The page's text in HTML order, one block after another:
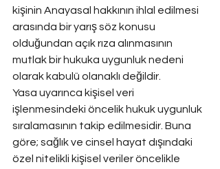
kişinin Anayasal hakkının ihlal edilmesi
arasında bir yarış söz konusu
olduğundan açık rıza alınmasının
mutlak bir hukuka uygunluk nedeni
olarak kabulü olanaklı değildir.
Yasa uyarınca kişisel veri
işlenmesindeki öncelik hukuk uygunluk
sıralamasının takip edilmesidir. Buna
göre; sağlık ve cinsel hayat dışındaki
özel nitelikli kişisel veriler öncelikle